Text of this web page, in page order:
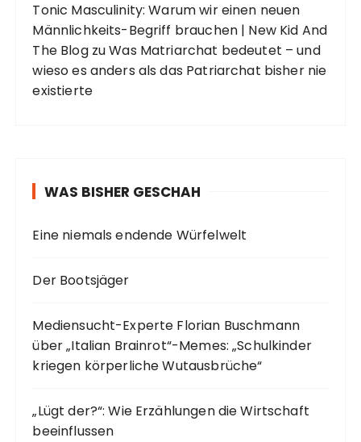
Tonic Masculinity: Warum wir einen neuen
Männlichkeits-Begriff brauchen | New Kid And
The BlogzuWas Matriarchat bedeutet – und
wieso es anders als das Patriarchat bisher nie
existierte
WAS BISHER GESCHAH
Eine niemals endende Würfelwelt
Der Bootsjäger
Mediensucht-Experte Florian Buschmann
über „Italian Brainrot“-Memes: „Schulkinder
kriegen körperliche Wutausbrüche“
„Lügt der?“: Wie Erzählungen die Wirtschaft
beeinflussen